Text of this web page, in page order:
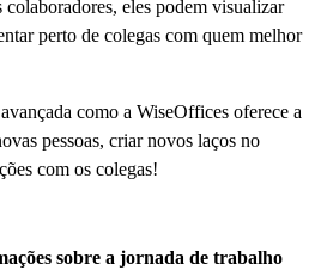
colaboradores, eles podem visualizar
perto de colegas com quem melhor
como a WiseOffices oferece a
pessoas, criar novos laços no
com os colegas!
sobre a jornada de trabalho